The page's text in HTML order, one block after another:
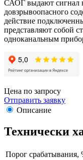
САОГ выдают сигнал
довзрывоопасного
действие
представляют собой
одноканальным
Цена по запросу
Отправить заявку
Описание
Технически
Порог